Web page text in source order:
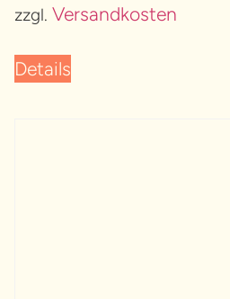
zzgl. Versandkosten
Details